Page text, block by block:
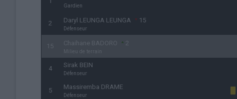
Gardien
2 Daryl LEUNGA LEUNGA 15
Défenseur
15 Chaihane BADORO 2
Milieu de terrain
4 Sirak BEIN
Défenseur
5 Massiremba DRAME
Défenseur